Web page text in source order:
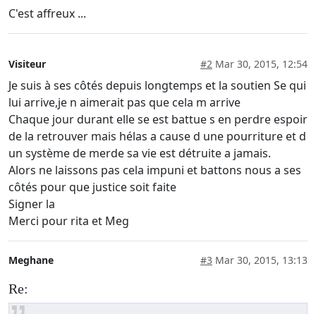
C'est affreux ...
Visiteur #2 Mar 30, 2015, 12:54
Je suis à ses côtés depuis longtemps et la soutien Se qui
lui arrive,je n aimerait pas que cela m arrive
Chaque jour durant elle se est battue s en perdre espoir
de la retrouver mais hélas a cause d une pourriture et d
un système de merde sa vie est détruite a jamais.
Alors ne laissons pas cela impuni et battons nous a ses
côtés pour que justice soit faite
Signer la
Merci pour rita et Meg
Meghane #3 Mar 30, 2015, 13:13
Re: